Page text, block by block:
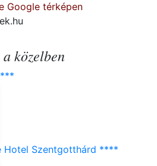
Google térképen
közelben
Szentgotthárd ****